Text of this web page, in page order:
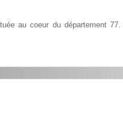
au coeur du département 77.